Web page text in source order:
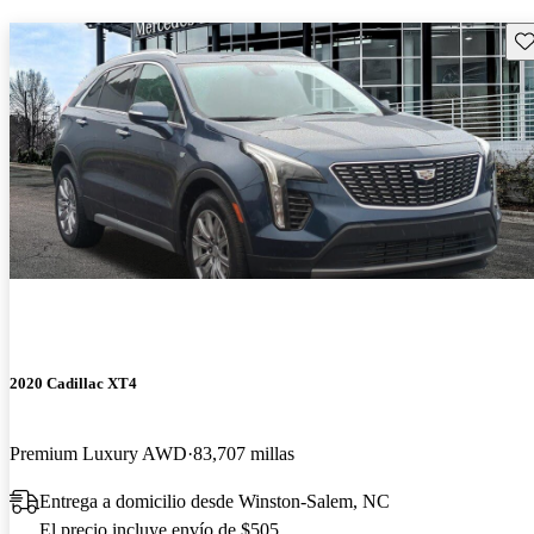
2020 Cadillac XT4
Premium Luxury AWD 83,707 millas
Entrega a domicilio desde Winston-Salem, NC